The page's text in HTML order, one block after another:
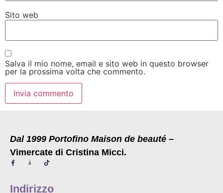
Sito web
Salva il mio nome, email e sito web in questo browser
per la prossima volta che commento.
Dal 1999 Portofino Maison de beauté –
Vimercate di Cristina Micci.
Indirizzo